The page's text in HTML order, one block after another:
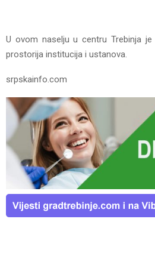
U ovom naselju u centru Trebinja
prostorija institucija i ustanova.
srpskainfo.com